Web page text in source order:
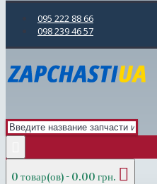
095 222 88 66
098 239 46 57
0 товар(ов) - 0.00 грн.